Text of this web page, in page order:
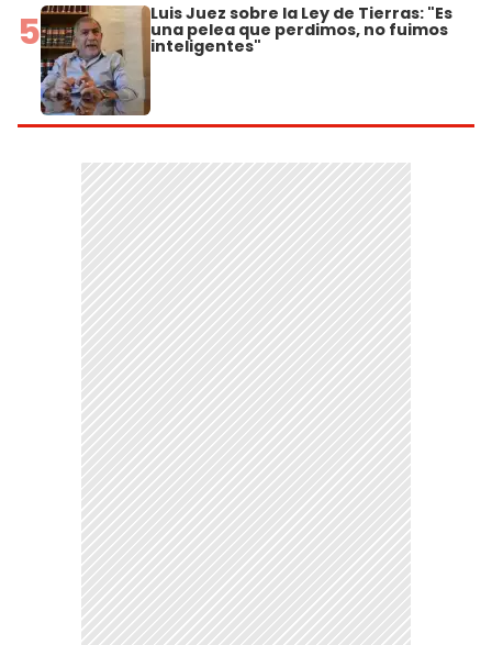
5 Luis Juez sobre la Ley de Tierras: "Es
una pelea que perdimos, no fuimos
inteligentes"